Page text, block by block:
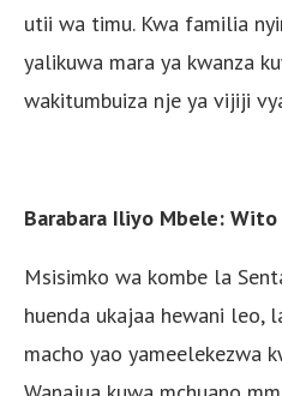
utii wa timu. Kwa familia
yalikuwa mara ya kwanza
wakitumbuiza nje ya vijiji
Barabara Iliyo Mbele:
Msisimko wa kombe la
huenda ukajaa hewani leo,
macho yao yameelekezwa